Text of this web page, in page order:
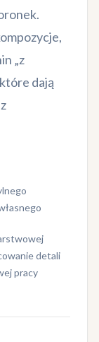
„z
dają
detali
pracy